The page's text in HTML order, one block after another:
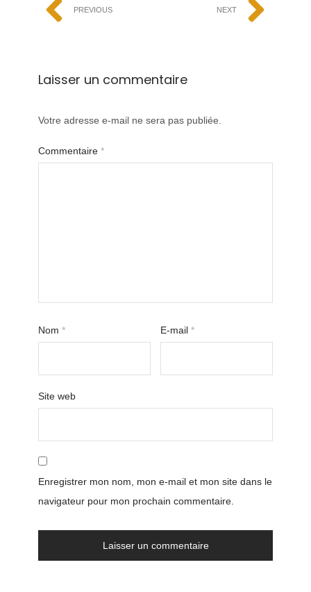
PREVIOUS NEXT
Laisser un commentaire
Votre adresse e-mail ne sera pas publiée.
Commentaire *
Nom * E-mail *
Site web
Enregistrer mon nom, mon e-mail et mon site dans le
navigateur pour mon prochain commentaire.